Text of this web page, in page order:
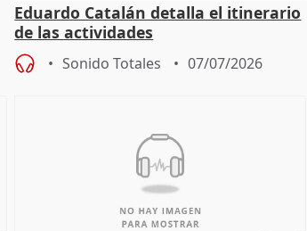
Eduardo Catalán detalla el itinerario
de las actividades
Sonido Totales 07/07/2026